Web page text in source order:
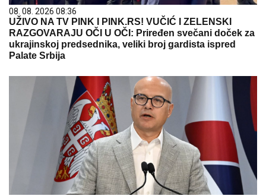
08. 08. 2026 08:36
UŽIVO NA TV PINK I PINK.RS! VUČIĆ I ZELENSKI
RAZGOVARAJU OČI U OČI: Priređen svečani doček za
ukrajinskoj predsednika, veliki broj gardista ispred
Palate Srbija